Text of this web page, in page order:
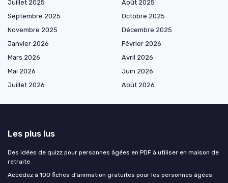
Juillet 2025
Août 2025
Septembre 2025
Octobre 2025
Novembre 2025
Décembre 2025
Janvier 2026
Février 2026
Mars 2026
Avril 2026
Mai 2026
Juin 2026
Juillet 2026
Août 2026
Les plus lus
Des idées de quizz pour personnes âgées en PDF à utiliser en maison de
retraite
Accédez à 100 fiches d'animation gratuites pour les personnes âgées